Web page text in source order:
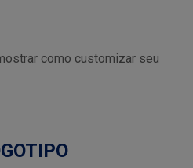
como customizar seu